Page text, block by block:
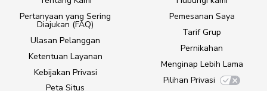
Pertanyaan yang Sering
Diajukan (FAQ)
Ulasan Pelanggan
Ketentuan Layanan
Kebijakan Privasi
Peta Situs
Pemesanan Saya
Tarif Grup
Pernikahan
Menginap Lebih Lama
Pilihan Privasi